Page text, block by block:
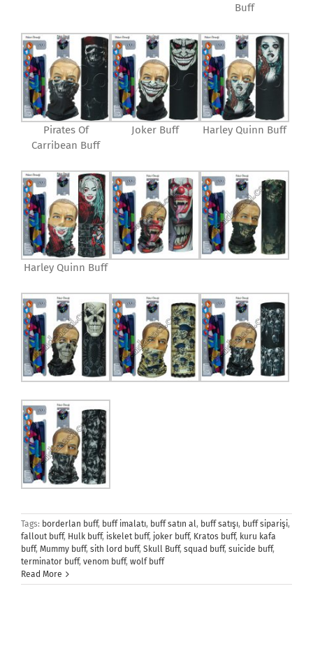
Buff
Pirates Of
Carribean Buff
Joker Buff Harley Quinn Buff
Harley Quinn Buff
Tags: borderlan buff, buff imalatı, buff satın al, buff satışı, buff siparişi,
fallout buff, Hulk buff, iskelet buff, joker buff, Kratos buff, kuru kafa
buff, Mummy buff, sith lord buff, Skull Buff, squad buff, suicide buff,
terminator buff, venom buff, wolf buff
Read More